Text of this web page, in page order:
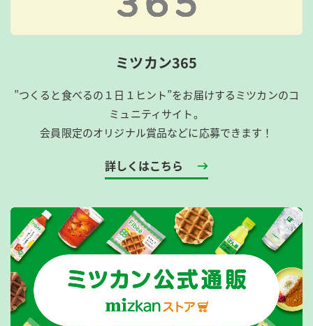
ミツカン365
”つくると食べるの１日１ヒント”をお届けするミツカンのコ
ミュニティサイト。
会員限定のオリジナル賞品などに応募できます！
詳しくはこちら